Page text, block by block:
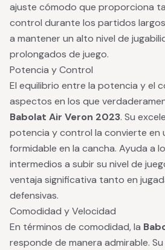
ajuste cómodo que proporciona
control durante los partidos
a mantener un alto nivel de
prolongados de juego.
Potencia y Control
El equilibrio entre la potencia y el
aspectos en los que
Babolat Air Veron 2023. Su
potencia y control la convierte en
formidable en la cancha. Ayuda a
intermedios a subir su nivel de
ventaja significativa tanto en
defensivas.
Comodidad y Velocidad
En términos de comodidad, la
responde de manera admirable.